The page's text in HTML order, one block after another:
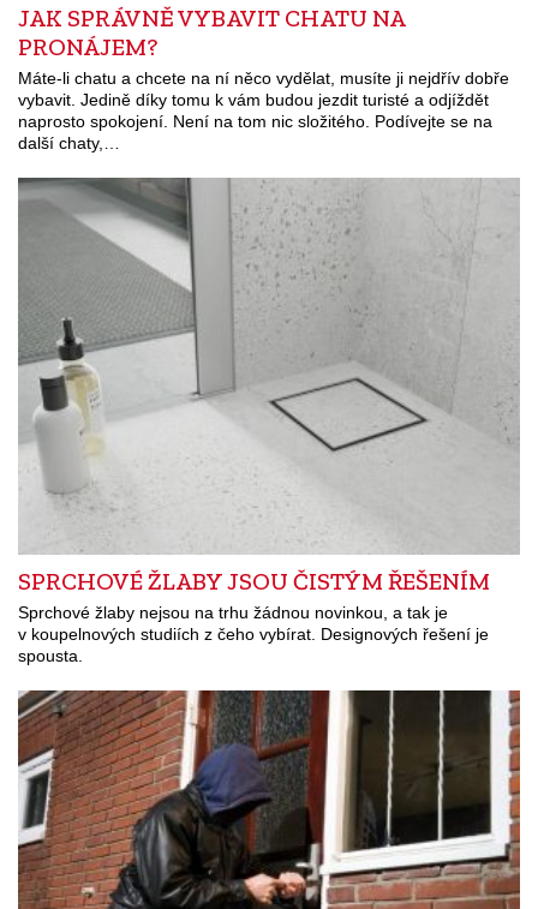
JAK SPRÁVNĚ VYBAVIT CHATU NA
PRONÁJEM?
Máte-li chatu a chcete na ní něco vydělat, musíte ji nejdřív dobře
vybavit. Jedině díky tomu k vám budou jezdit turisté a odjíždět
naprosto spokojení. Není na tom nic složitého. Podívejte se na
další chaty,…
SPRCHOVÉ ŽLABY JSOU ČISTÝM ŘEŠENÍM
Sprchové žlaby nejsou na trhu žádnou novinkou, a tak je
v koupelnových studiích z čeho vybírat. Designových řešení je
spousta.